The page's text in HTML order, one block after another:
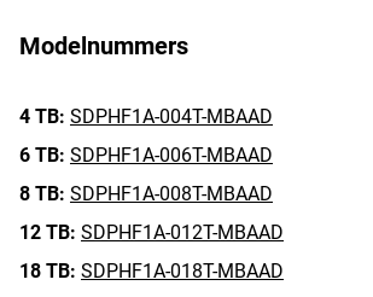
Modelnummers
4 TB: SDPHF1A-004T-MBAAD
6 TB: SDPHF1A-006T-MBAAD
8 TB: SDPHF1A-008T-MBAAD
12 TB: SDPHF1A-012T-MBAAD
18 TB: SDPHF1A-018T-MBAAD